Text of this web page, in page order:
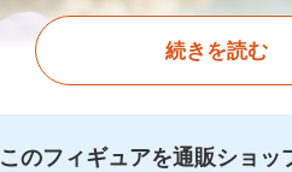
続きを読む
このフィギュアを通販ショッ